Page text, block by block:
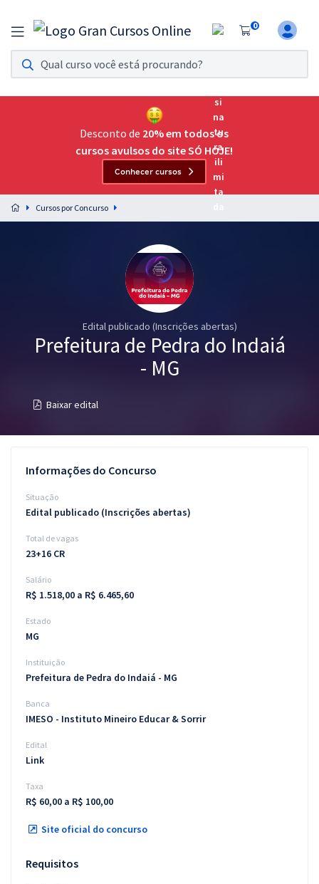
0
Assinatura Ilimitada 11
Acesso a todos os cursos. Teste grátis por 7 dias!
Assinatura OAB Até Passar
Acesso ilimitado a toda preparação para o Exame da
Preparação completa e intensiva para as principais
residências em saúde do Brasil
Questões grátis
Conteúdo gratuito
Aprovados
Atendimento
Desconto de 20% em todos os
cursos avulsos do site SÓ HOJE!
Conhecer cursos
Cursos por Concurso
Edital publicado (Inscrições abertas)
Prefeitura de Pedra do Indaiá
- MG
Baixar edital
Informações do Concurso
Situação
Edital publicado (Inscrições abertas)
Total de vagas
23+16 CR
Salário
R$ 1.518,00 a R$ 6.465,60
Estado
MG
Instituição
Prefeitura de Pedra do Indaiá - MG
Banca
IMESO - Instituto Mineiro Educar & Sorrir
Edital
Link
Taxa
R$ 60,00 a R$ 100,00
Site oficial do concurso
Requisitos